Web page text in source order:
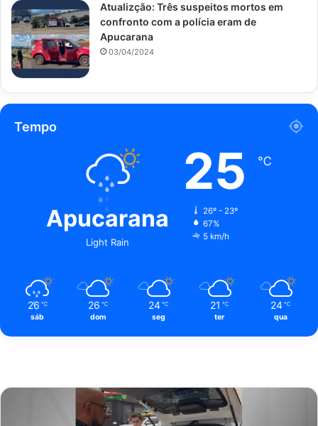
Atualizção: Três suspeitos mortos em
confronto com a polícia eram de
Apucarana
03/04/2024
Tempo
Apucarana
Light Rain
25 ℃
26º - 23º
67%
5 km/h
26 ℃
sáb
26 ℃
dom
24 ℃
seg
21 ℃
ter
24 ℃
qua